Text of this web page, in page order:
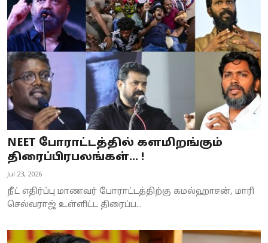
Business
Crime
Tamilnadu
National
World
Astrology
Spirituality
Weather
Politics
NEET போராட்டத்தில் களமிறங்கும்
திரைப்பிரபலங்கள்... !
Jul 23, 2026
நீட் எதிர்ப்பு மாணவர் போராட்டத்திற்கு கமல்ஹாசன், மாரி
செல்வராஜ் உள்ளிட்ட திரைப்ப...